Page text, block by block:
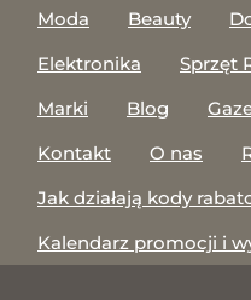
Moda Beauty
Elektronika
Sprzęt
Marki
Blog
Kontakt
O nas
Jak działają kody
Kalendarz promocji i